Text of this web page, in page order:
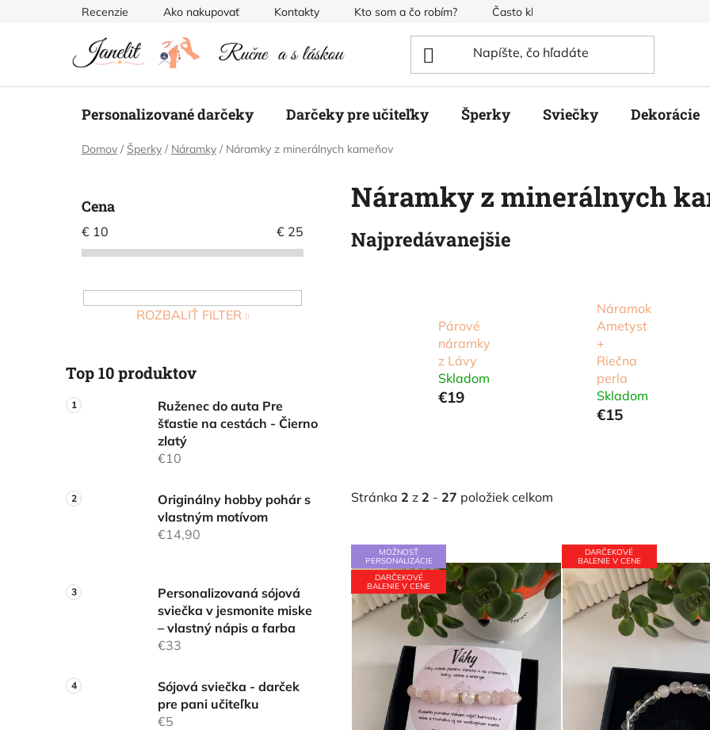
Recenzie Ako nakupovať Kontakty Kto som a čo robím? Často kladené otázky
Personalizované darčeky Darčeky pre učiteľky Šperky Sviečky Dekorácie
Domov / Šperky / Náramky / Náramky z minerálnych kameňov
l
Cena
€ 10 € 25
ROZBALIŤ FILTER
Top 10 produktov
Ruženec do auta Pre
šťastie na cestách - Čierno
zlatý
€10
Originálny hobby pohár s
vlastným motívom
€14,90
Personalizovaná sójová
sviečka v jesmonite miske
– vlastný nápis a farba
€33
Sójová sviečka - darček
pre pani učiteľku
€5
Náramky z minerálnych
Najpredávanejšie
Párové
náramky
z Lávy
Skladom
€19
Náramok
Ametyst
+
Riečna
perla
Skladom
€15
Stránka 2 z 2 - 27 položiek celkom
V
ý
p
i
s
MOŽNOSŤ
PERSONALIZÁCIE
DARČEKOVÉ
BALENIE V CENE
DARČEKOVÉ
BALENIE V CENE